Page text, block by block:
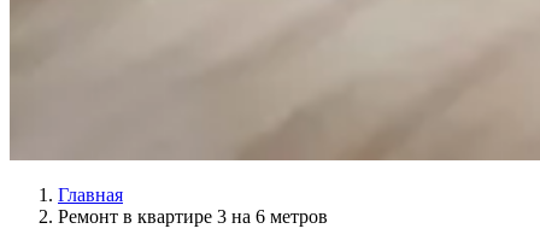
Главная
Ремонт в квартире 3 на 6 метров